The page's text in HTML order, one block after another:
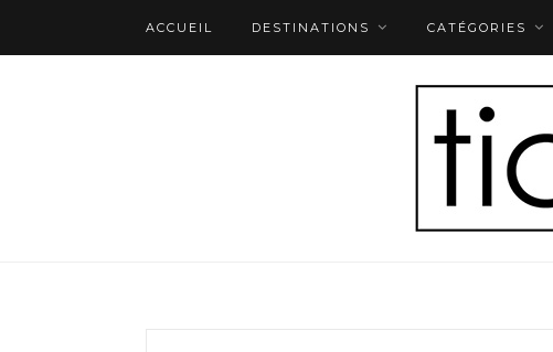
ACCUEIL DESTINATIONS CATÉGORIES